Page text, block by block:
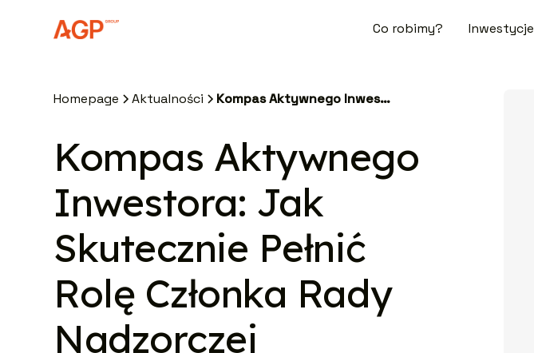
Co robimy? Inwestycje
Homepage Aktualności Kompas Aktywnego Inwestora: Jak Skutecznie Pełnić Rolę Członka Rady Nadzorczej
Kompas Aktywnego
Inwestora: Jak
Skutecznie Pełnić
Rolę Członka Rady
Nadzorczej